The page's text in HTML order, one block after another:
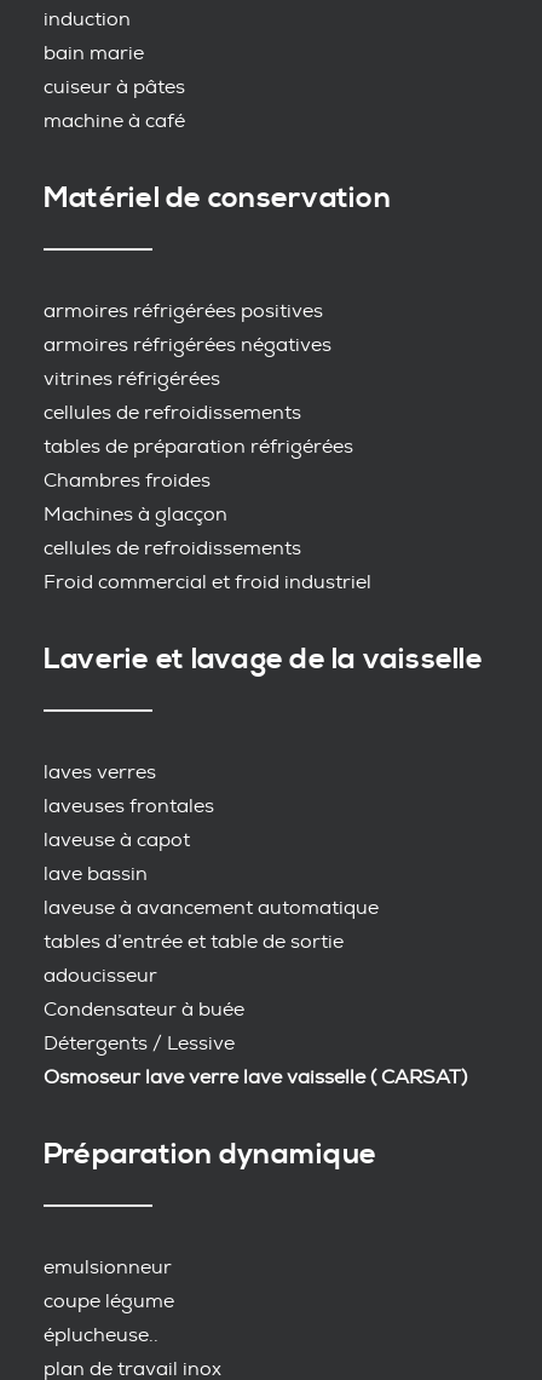
induction
bain marie
cuiseur à pâtes
machine à café
Matériel de conservation
armoires réfrigérées positives
armoires réfrigérées négatives
vitrines réfrigérées
cellules de refroidissements
tables de préparation réfrigérées
Chambres froides
Machines à glacçon
cellules de refroidissements
Froid commercial et froid industriel
Laverie et lavage de la vaisselle
laves verres
laveuses frontales
laveuse à capot
lave bassin
laveuse à avancement automatique
tables d’entrée et table de sortie
adoucisseur
Condensateur à buée
Détergents / Lessive
Osmoseur lave verre lave vaisselle ( CARSAT)
Préparation dynamique
emulsionneur
coupe légume
éplucheuse..
plan de travail inox